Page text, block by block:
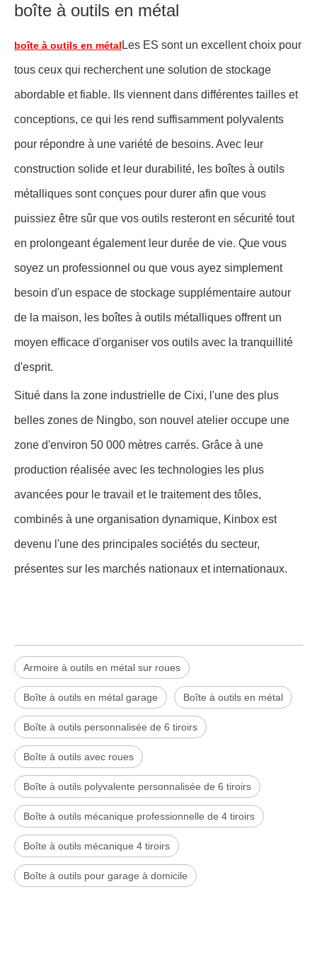
boîte à outils en métal
boîte à outils en métal Les ES sont un excellent choix pour
tous ceux qui recherchent une solution de stockage
abordable et fiable. Ils viennent dans différentes tailles et
conceptions, ce qui les rend suffisamment polyvalents
pour répondre à une variété de besoins. Avec leur
construction solide et leur durabilité, les boîtes à outils
métalliques sont conçues pour durer afin que vous
puissiez être sûr que vos outils resteront en sécurité tout
en prolongeant également leur durée de vie. Que vous
soyez un professionnel ou que vous ayez simplement
besoin d'un espace de stockage supplémentaire autour
de la maison, les boîtes à outils métalliques offrent un
moyen efficace d'organiser vos outils avec la tranquillité
d'esprit.
Situé dans la zone industrielle de Cixi, l'une des plus
belles zones de Ningbo, son nouvel atelier occupe une
zone d'environ 50 000 mètres carrés. Grâce à une
production réalisée avec les technologies les plus
avancées pour le travail et le traitement des tôles,
combinés à une organisation dynamique, Kinbox est
devenu l'une des principales sociétés du secteur,
présentes sur les marchés nationaux et internationaux.
Armoire à outils en métal sur roues
Boîte à outils en métal garage Boîte à outils en métal
Boîte à outils personnalisée de 6 tiroirs
Boîte à outils avec roues
Boîte à outils polyvalente personnalisée de 6 tiroirs
Boîte à outils mécanique professionnelle de 4 tiroirs
Boîte à outils mécanique 4 tiroirs
Boîte à outils pour garage à domicile